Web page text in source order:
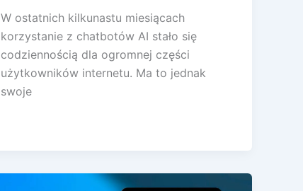
W ostatnich kilkunastu miesiącach
korzystanie z chatbotów AI stało się
codziennością dla ogromnej części
użytkowników internetu. Ma to jednak
swoje